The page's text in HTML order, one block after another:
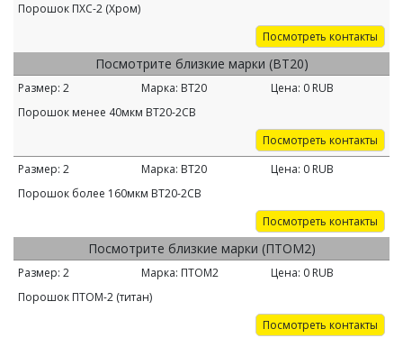
Порошок ПХС-2 (Хром)
Посмотреть контакты
Посмотрите близкие марки (ВТ20)
Размер: 2 Марка: ВТ20 Цена: 0 RUB
Порошок менее 40мкм ВТ20-2СВ
Посмотреть контакты
Размер: 2 Марка: ВТ20 Цена: 0 RUB
Порошок более 160мкм ВТ20-2СВ
Посмотреть контакты
Посмотрите близкие марки (ПТОМ2)
Размер: 2 Марка: ПТОМ2 Цена: 0 RUB
Порошок ПТОМ-2 (титан)
Посмотреть контакты